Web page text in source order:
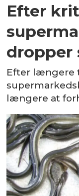
Efter
dropper
Efter længere
længere at